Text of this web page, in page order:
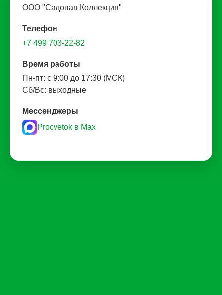
ООО "Садовая Коллекция"
Телефон
+7 499 703-22-82
Время работы
Пн-пт: с 9:00 до 17:30 (МСК)
Сб/Вс: выходные
Мессенджеры
Procvetok в Max